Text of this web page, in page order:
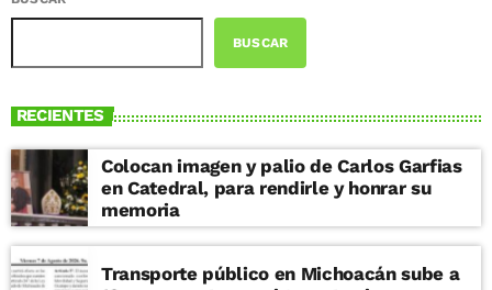
BUSCAR
RECIENTES
Colocan imagen y palio de Carlos Garfias
en Catedral, para rendirle y honrar su
memoria
Transporte público en Michoacán sube a